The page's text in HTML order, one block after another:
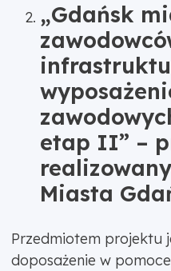
„Gdańsk
etap II” –
Miasta
Przedmiotem projektu
doposażenie w